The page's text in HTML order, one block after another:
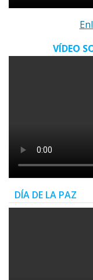
VÍDEO
DÍA DE LA PAZ